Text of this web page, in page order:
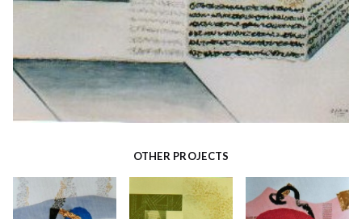
OTHER PROJECTS